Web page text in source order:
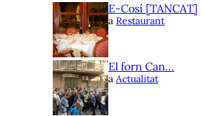
E-Cosí [TANCAT]
a Restaurant
El forn Can…
a Actualitat